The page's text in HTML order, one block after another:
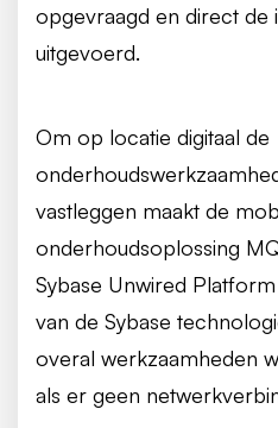
opgevraagd en direct de
uitgevoerd.
Om op locatie digitaal de
vastleggen maakt de
onderhoudsoplossing
Sybase Unwired
van de Sybase
overal werkzaamheden
als er geen